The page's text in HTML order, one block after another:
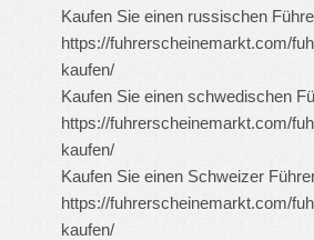
Kaufen Sie einen russischen
https://fuhrerscheinemarkt.com/
kaufen/
Kaufen Sie einen schwedischen
https://fuhrerscheinemarkt.com/
kaufen/
Kaufen Sie einen Schweizer
https://fuhrerscheinemarkt.com/
kaufen/